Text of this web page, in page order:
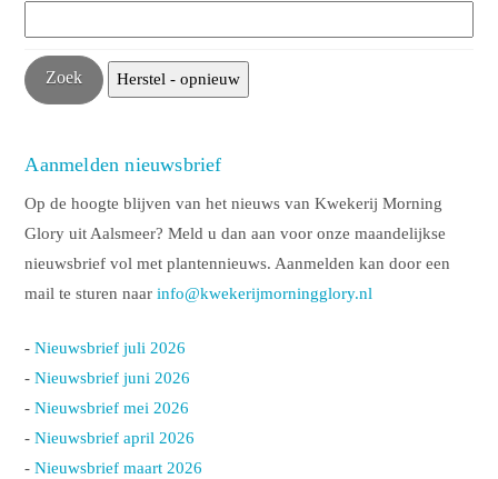
Aanmelden nieuwsbrief
Op de hoogte blijven van het nieuws van Kwekerij Morning
Glory uit Aalsmeer? Meld u dan aan voor onze maandelijkse
nieuwsbrief vol met plantennieuws. Aanmelden kan door een
mail te sturen naarinfo@kwekerijmorningglory.nl
-Nieuwsbrief juli 2026
-Nieuwsbrief juni 2026
-Nieuwsbrief mei 2026
-Nieuwsbrief april 2026
-Nieuwsbrief maart 2026